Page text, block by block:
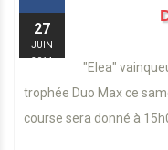
27
JUIN
2014
"Elea"
trophée Duo Max ce
course sera donné à